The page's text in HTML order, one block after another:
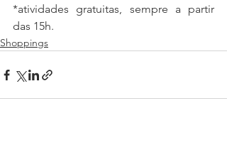
*atividades gratuitas, sempre a partir
das 15h.
Shoppings